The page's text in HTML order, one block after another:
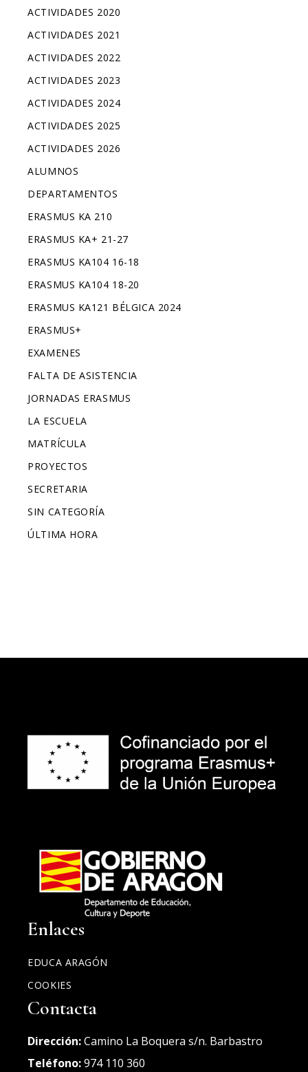
ACTIVIDADES 2020
ACTIVIDADES 2021
ACTIVIDADES 2022
ACTIVIDADES 2023
ACTIVIDADES 2024
ACTIVIDADES 2025
ACTIVIDADES 2026
ALUMNOS
DEPARTAMENTOS
ERASMUS KA 210
ERASMUS KA+ 21-27
ERASMUS KA104 16-18
ERASMUS KA104 18-20
ERASMUS KA121 BÉLGICA 2024
ERASMUS+
EXAMENES
FALTA DE ASISTENCIA
JORNADAS ERASMUS
LA ESCUELA
MATRÍCULA
PROYECTOS
SECRETARIA
SIN CATEGORÍA
ÚLTIMA HORA
Enlaces
EDUCA ARAGÓN
COOKIES
Contacta
Dirección:Camino La Boquera s/n. Barbastro
Teléfono:974 110 360